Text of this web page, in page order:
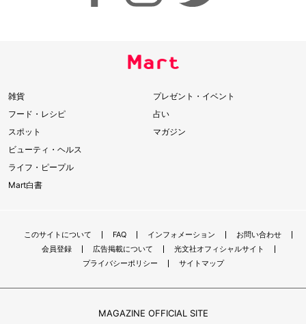
雑貨
フード・レシピ
スポット
ビューティ・ヘルス
ライフ・ピープル
Mart白書
プレゼント・イベント
占い
マガジン
このサイトについて FAQ インフォメーション
お問い合わせ
会員登録
広告掲載について
光文社オフィシャルサイト
プライバシーポリシー
サイトマップ
MAGAZINE OFFICIAL SITE